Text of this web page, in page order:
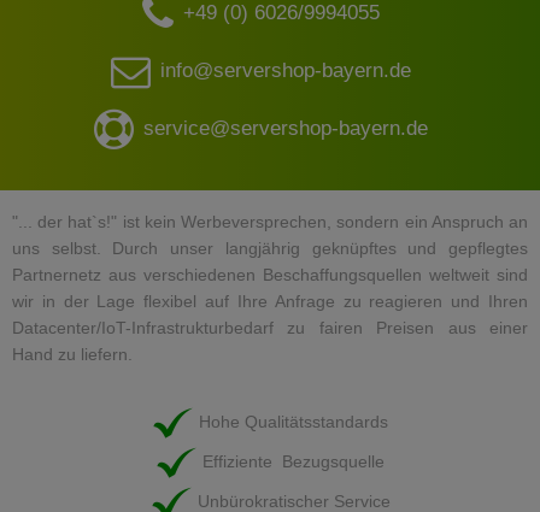
+49 (0) 6026/9994055
info@servershop-bayern.de
service@servershop-bayern.de
"... der hat`s!" ist kein Werbeversprechen, sondern ein Anspruch an
uns selbst. Durch unser langjährig geknüpftes und gepflegtes
Partnernetz aus verschiedenen Beschaffungsquellen weltweit sind
wir in der Lage flexibel auf Ihre Anfrage zu reagieren und Ihren
Datacenter/IoT-Infrastrukturbedarf zu fairen Preisen aus einer
Hand zu liefern.
Hohe Qualitätsstandards
Effiziente Bezugsquelle
Unbürokratischer Service